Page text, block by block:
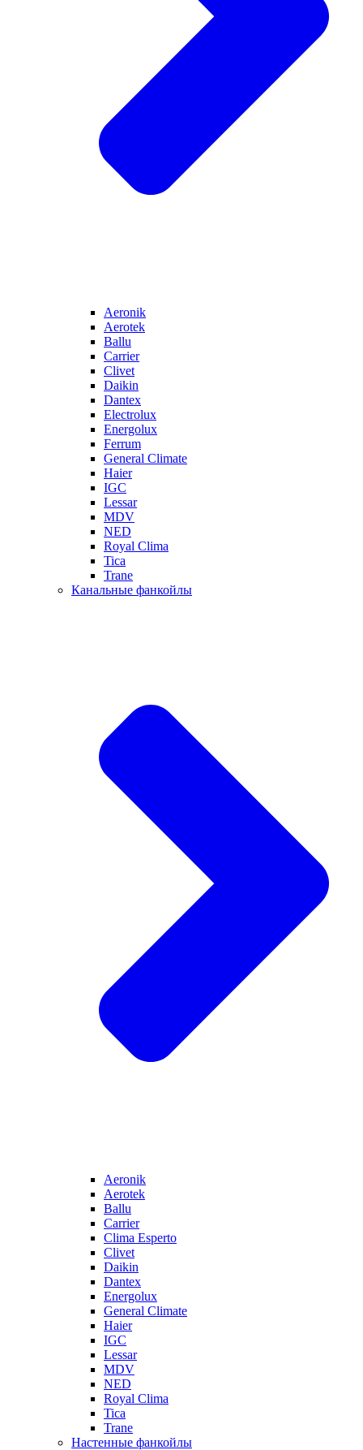
Aeronik
Aerotek
Ballu
Carrier
Clivet
Daikin
Dantex
Electrolux
Energolux
Ferrum
General Climate
Haier
IGC
Lessar
MDV
NED
Royal Clima
Tica
Trane
Канальные фанкойлы
Aeronik
Aerotek
Ballu
Carrier
Clima Esperto
Clivet
Daikin
Dantex
Energolux
General Climate
Haier
IGC
Lessar
MDV
NED
Royal Clima
Tica
Trane
Настенные фанкойлы